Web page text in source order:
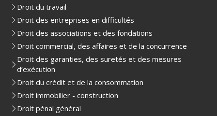
Droit du travail
Droit des entreprises en difficultés
Droit des associations et des fondations
Droit commercial, des affaires et de la concurrence
Droit des garanties, des suretés et des mesures
d’exécution
Droit du crédit et de la consommation
Droit immobilier - construction
Droit pénal général